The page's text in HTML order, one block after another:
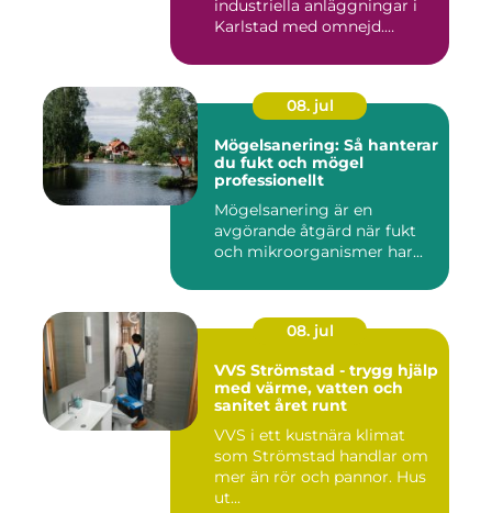
industriella anläggningar i
Karlstad med omnejd.
08. jul
Mögelsanering: Så hanterar
du fukt och mögel
professionellt
Mögelsanering är en
avgörande åtgärd när fukt
och mikroorganismer har...
08. jul
VVS Strömstad - trygg hjälp
med värme, vatten och
sanitet året runt
VVS i ett kustnära klimat
som Strömstad handlar om
mer än rör och pannor. Hus
ut...